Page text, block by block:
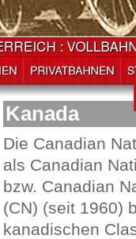
Kanada
Die Canadian
als Canadian
bzw. Canadian
(CN) (seit 1960)
kanadischen